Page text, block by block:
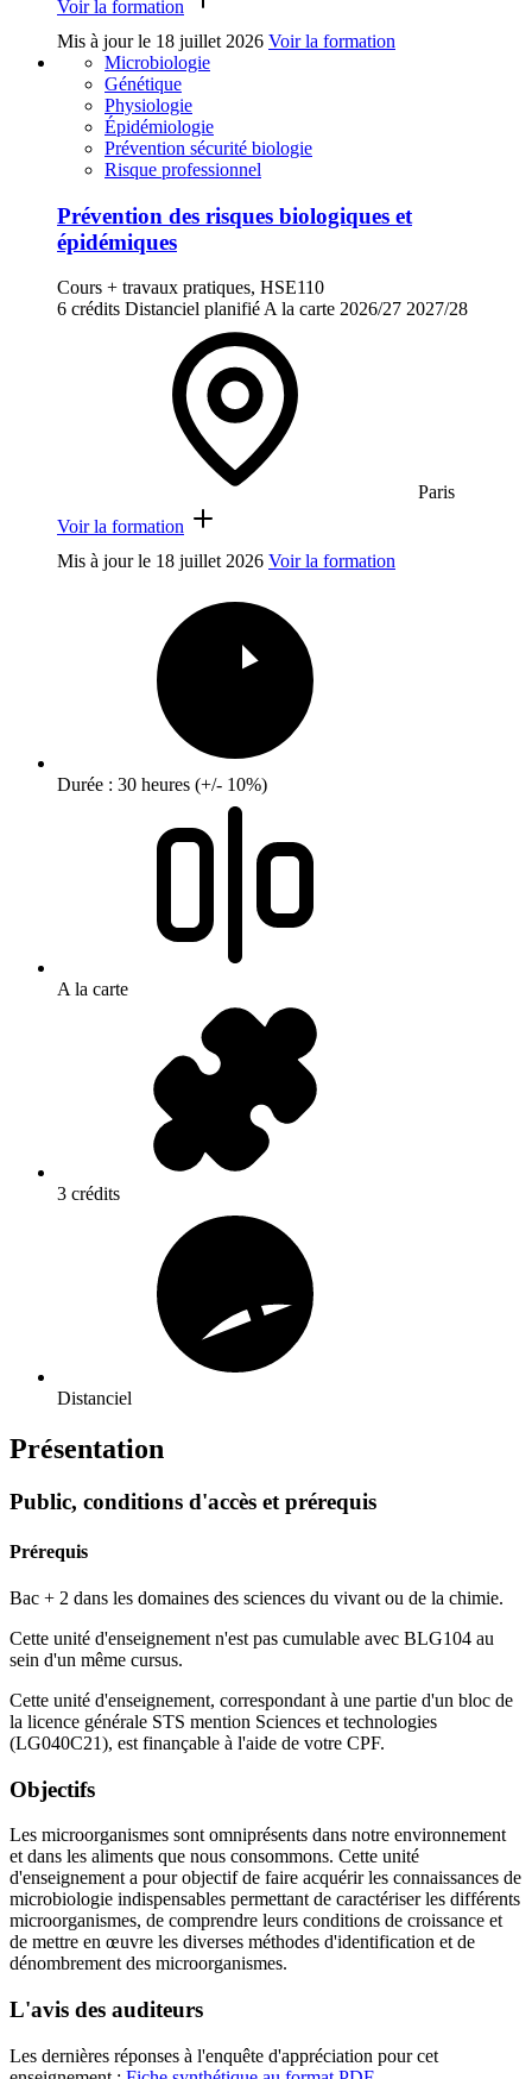
Voir la formation
Mis à jour le 18 juillet 2026 Voir la formation
Microbiologie
Génétique
Physiologie
Épidémiologie
Prévention sécurité biologie
Risque professionnel
Prévention des risques biologiques et
épidémiques
Cours + travaux pratiques, HSE110
6 crédits Distanciel planifiéA la carte 2026/27 2027/28
Paris
Voir la formation
Mis à jour le 18 juillet 2026 Voir la formation
Durée : 30 heures (+/- 10%)
A la carte
3 crédits
Distanciel
Présentation
Public, conditions d'accès et prérequis
Prérequis
Bac + 2 dans les domaines des sciences du vivant ou de la chimie.
Cette unité d'enseignement n'est pas cumulable avec BLG104 au
sein d'un même cursus.
Cette unité d'enseignement, correspondant à une partie d'un bloc de
la licence générale STS mention Sciences et technologies
(LG040C21), est finançable à l'aide de votre CPF.
Objectifs
Les microorganismes sont omniprésents dans notre environnement
et dans les aliments que nous consommons. Cette unité
d'enseignement a pour objectif de faire acquérir les connaissances de
microbiologie indispensables permettant de caractériser les différents
microorganismes, de comprendre leurs conditions de croissance et
de mettre en œuvre les diverses méthodes d'identification et de
dénombrement des microorganismes.
L'avis des auditeurs
Les dernières réponses à l'enquête d'appréciation pour cet